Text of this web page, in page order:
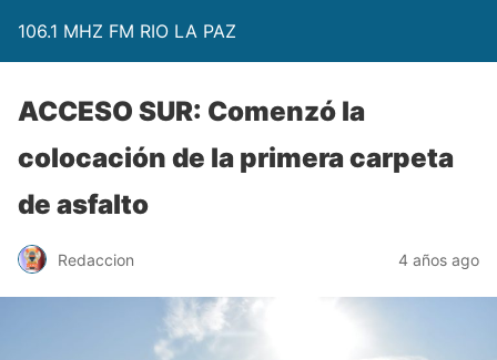
106.1 MHZ FM RIO LA PAZ
ACCESO SUR: Comenzó la
colocación de la primera carpeta
de asfalto
Redaccion 4 años ago